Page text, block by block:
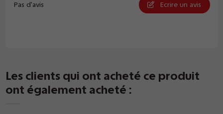
Pas d'avis Ecrire un avis
Les clients qui ont acheté ce produit
ont également acheté :